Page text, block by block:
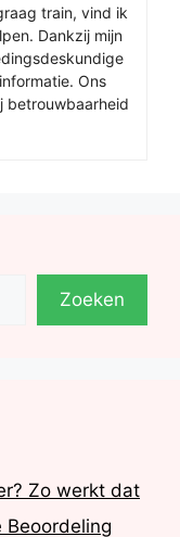
train, vind ik
Dankzij mijn
Ons
betrouwbaarheid
Zoeken
Zo werkt dat
Beoordeling